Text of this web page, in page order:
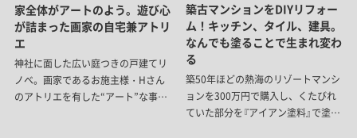
家全体がアートのよう。遊び心
が詰まった画家の自宅兼アトリ
エ
神社に面した広い庭つきの戸建てリ
ノベ。画家であるお施主様・Hさん
のアトリエを有した“アート”な事例
築古マンションをDIYリフォー
ム！キッチン、タイル、建具。
なんでも塗ることで生まれ変わ
る
築50年ほどの熱海のリゾートマンシ
ョンを300万円で購入し、くたびれ
ていた部分を『アイアン塗料』で塗る